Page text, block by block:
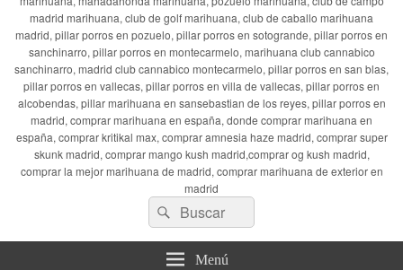
madrid marihuana, club de golf marihuana, club de caballo marihuana
madrid, pillar porros en pozuelo, pillar porros en sotogrande, pillar porros en
sanchinarro, pillar porros en montecarmelo, marihuana club cannabico
sanchinarro, madrid club cannabico montecarmelo, pillar porros en san blas,
pillar porros en vallecas, pillar porros en villa de vallecas, pillar porros en
alcobendas, pillar marihuana en sansebastian de los reyes, pillar porros en
madrid, comprar marihuana en españa, donde comprar marihuana en
españa, comprar kritikal max, comprar amnesia haze madrid, comprar super
skunk madrid, comprar mango kush madrid,comprar og kush madrid,
comprar la mejor marihuana de madrid, comprar marihuana de exterior en
madrid
Buscar
por:
Buscar
Menú